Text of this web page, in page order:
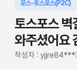
포스-토스포스(P2C)
토스포스 벽
와주셨어요
작성자 : yjjre84***